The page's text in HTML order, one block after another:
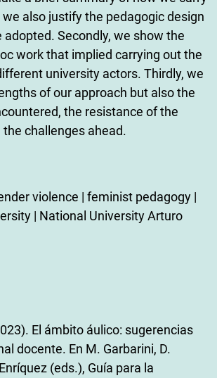
also justify the pedagogic design
Secondly, we show the
work that implied carrying out the
university actors. Thirdly, we
of our approach but also the
the resistance of the
challenges ahead.
violence | feminist pedagogy |
| National University Arturo
El ámbito áulico: sugerencias
docente. En M. Garbarini, D.
(eds.), Guía para la